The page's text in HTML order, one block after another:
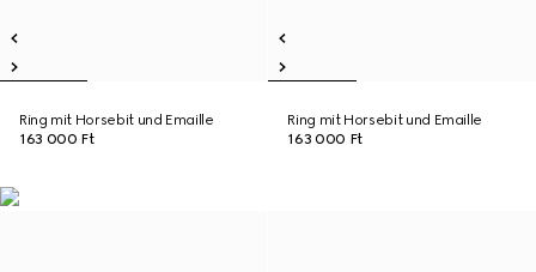
Ring mit Horsebit und Emaille
163 000 Ft
Ring mit Horsebit und Emaille
163 000 Ft